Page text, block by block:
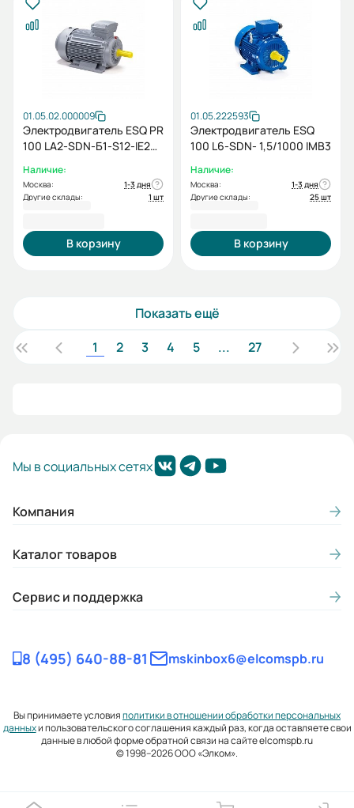
01.05.02.000009
Электродвигатель ESQ PR
100 LA2-SDN-Б1-S12-IE2
Наличие:
Москва:
1-3 дня
Другие склады:
1 шт
В корзину
01.05.222593
Электродвигатель ESQ
100 L6-SDN- 1,5/1000 IMB3
Наличие:
Москва:
1-3 дня
Другие склады:
25 шт
В корзину
Показать ещё
1
2 3 4 5 ... 27
Мы в социальных сетях
Компания
Каталог товаров
Сервис и поддержка
8 (495) 640-88-81 mskinbox6@elcomspb.ru
Вы принимаете условияполитики в отношении обработки персональных
данныхи пользовательского соглашения каждый раз, когда оставляете свои
данные в любой форме обратной связи на сайте elcomspb.ru
© 1998–2026 ООО «Элком».